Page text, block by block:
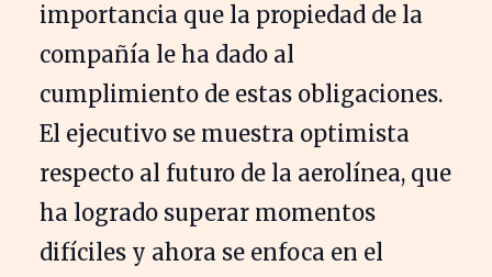
importancia que la propiedad de la
compañía le ha dado al
cumplimiento de estas obligaciones.
El ejecutivo se muestra optimista
respecto al futuro de la aerolínea, que
ha logrado superar momentos
difíciles y ahora se enfoca en el